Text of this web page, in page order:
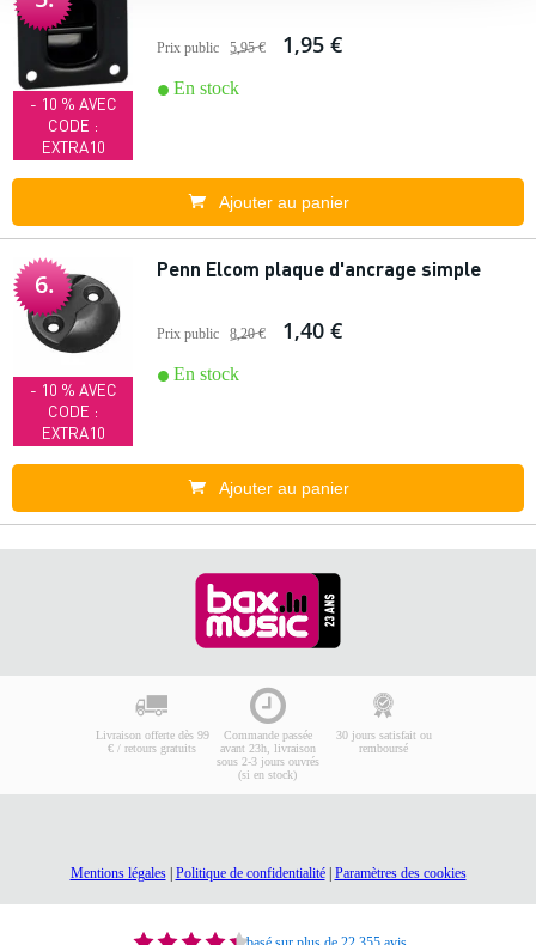
- 10 % AVEC
CODE :
EXTRA10
Prix public 5,95 € 1,95 €
En stock
Ajouter au panier
6.
- 10 % AVEC
CODE :
EXTRA10
Penn Elcom plaque d'ancrage simple
Prix public 8,20 € 1,40 €
En stock
Ajouter au panier
Livraison offerte dès 99
€ / retours gratuits
Commande passée
avant 23h, livraison
sous 2-3 jours ouvrés
(si en stock)
30 jours satisfait ou
remboursé
Mentions légales| Politique de confidentialité| Paramètres des cookies